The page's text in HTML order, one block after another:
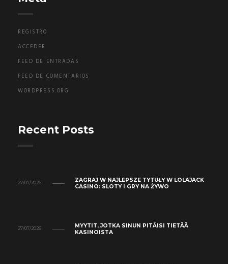
REGISTRO
ACCEDER
FEED DE ENTRADAS
FEED DE COMENTARIOS
WORDPRESS.ORG
Recent Posts
27/07/2026
ZAGRAJ W NAJLEPSZE TYTUŁY W LOLAJACK
CASINO: SLOTY I GRY NA ŻYWO
27/07/2026
MYYTIT, JOTKA SINUN PITÄISI TIETÄÄ
KASINOISTA